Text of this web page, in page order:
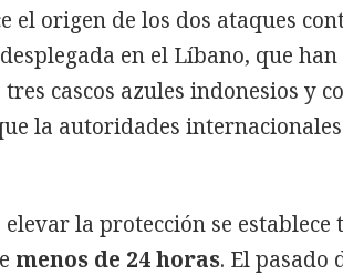
el origen de los dos ataques
en el Líbano, que
cascos azules indonesios y
la autoridades
la protección se establece
menos de 24 horas. El pasado